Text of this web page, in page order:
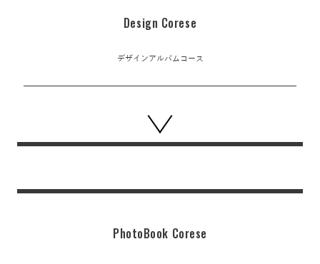
Design Corese
デザインアルバムコース
PhotoBook Corese